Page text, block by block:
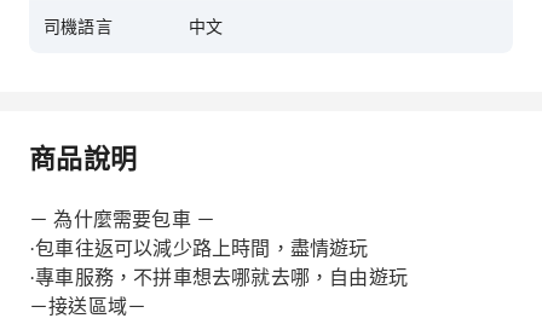
司機語言 中文
商品說明
－ 為什麼需要包車 －
·包車往返可以減少路上時間，盡情遊玩
·專車服務，不拼車想去哪就去哪，自由遊玩
－接送區域－